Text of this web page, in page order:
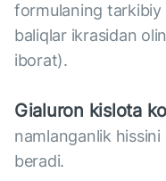
formulaning tarkibiy
baliqlar ikrasidan
iborat).
Gialuron kislota
namlanganlik
beradi.